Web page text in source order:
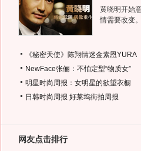
黄晓明开始
情需要改变
《秘密天使》陈翔情迷金素恩YURA
NewFace张俪：不怕定型“物质女”
明星时尚周报：女明星的欲望衣橱
日韩时尚周报 好莱坞街拍周报
网友点击排行